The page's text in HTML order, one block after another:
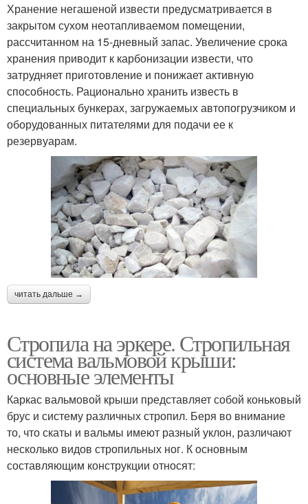
Хранение негашеной извести предусматривается в
закрытом сухом неотапливаемом помещении,
рассчитанном на 15-дневный запас. Увеличение срока
хранения приводит к карбонизации извести, что
затрудняет приготовление и понижает активную
способность. Рационально хранить известь в
специальных бункерах, загружаемых автопогрузчиком и
оборудованных питателями для подачи ее к
резервуарам.
читать дальше →
Стропила на эркере. Стропильная
система вальмовой крыши:
основные элементы
Каркас вальмовой крыши представляет собой коньковый
брус и систему различных стропил. Беря во внимание
то, что скаты и вальмы имеют разный уклон, различают
несколько видов стропильных ног. К основным
составляющим конструкции относят: